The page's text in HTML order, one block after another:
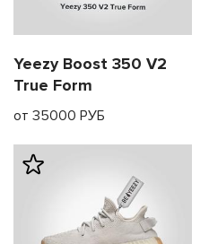
Yeezy Boost 350 V2
True Form
от 35000 РУБ